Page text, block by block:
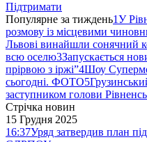
Підтримати
Популярне за тиждень1У
розмову із місцевими
Львові винайшли сонячний
всю оселю3Запускається
прірвою з іржі”4Шоу
сьогодні. ФОТО5
заступником голови
Стрічка новин
15 Грудня 2025
16:37Уряд затвердив план